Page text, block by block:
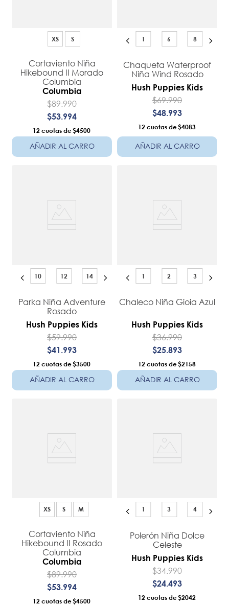
XS S
Cortaviento Niña
Hikebound II Morado
Columbia
Columbia
$89.990
$53.994
12 $4500
AÑADIR AL CARRO
1 6 8
Chaqueta Waterproof
Niña Wind Rosado
Hush Puppies Kids
$69.990
$48.993
12 $4083
AÑADIR AL CARRO
10 12 14
Parka Niña Adventure
Rosado
Hush Puppies Kids
$59.990
$41 .993
12 $3500
AÑADIR AL CARRO
1 2 3
Chaleco Niña Gioia Azul
Hush Puppies Kids
$36.990
$25.893
12 $2158
AÑADIR AL CARRO
XS S M
Cortaviento Niña
Hikebound II Rosado
Columbia
Columbia
$89.990
$53.994
12 $4500
1 3 4
Polerón Niña Dolce
Celeste
Hush Puppies Kids
$34.990
$24.493
12 $2042